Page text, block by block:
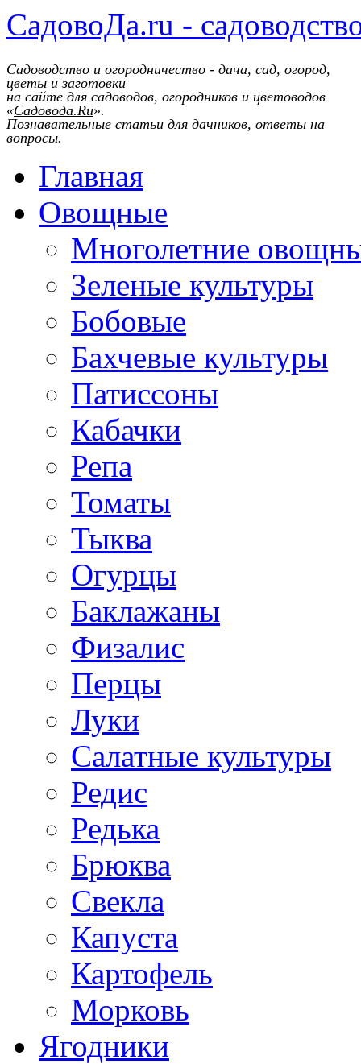
СадовоДа.ru -
Садоводство и огородничество - дача, сад, огород,
цветы и заготовки
на сайте для садоводов, огородников и цветоводов
«Садовода.Ru».
Познавательные статьи для дачников, ответы на
вопросы.
Главная
Овощные
Многолетние
Зеленые культуры
Бобовые
Бахчевые культуры
Патиссоны
Кабачки
Репа
Томаты
Тыква
Огурцы
Баклажаны
Физалис
Перцы
Луки
Салатные культуры
Редис
Редька
Брюква
Свекла
Капуста
Картофель
Морковь
Ягодники